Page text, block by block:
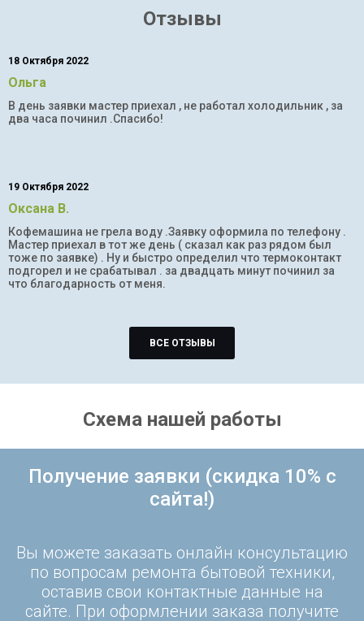
Отзывы
18 Октября 2022
Ольга
В день заявки мастер приехал , не работал холодильник , за
два часа починил .Спасибо!
19 Октября 2022
Оксана В.
Кофемашина не грела воду .Заявку оформила по телефону .
Мастер приехал в тот же день ( сказал как раз рядом был
тоже по заявке) . Ну и быстро определил что термоконтакт
подгорел и не срабатывал . за двадцать минут починил за
что благодарность от меня.
ВСЕ ОТЗЫВЫ
Схема нашей работы
Получение заявки (скидка 10% с
сайта!)
Вы можете заказать онлайн консультацию
по вопросам ремонта бытовой техники,
оставив свои контактные данные на
сайте. При оформлении заказа получите